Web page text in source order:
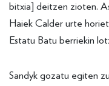
bitxia] deitzen zioten.
Haiek Calder urte
Estatu Batu berriekin
Sandyk gozatu egiten